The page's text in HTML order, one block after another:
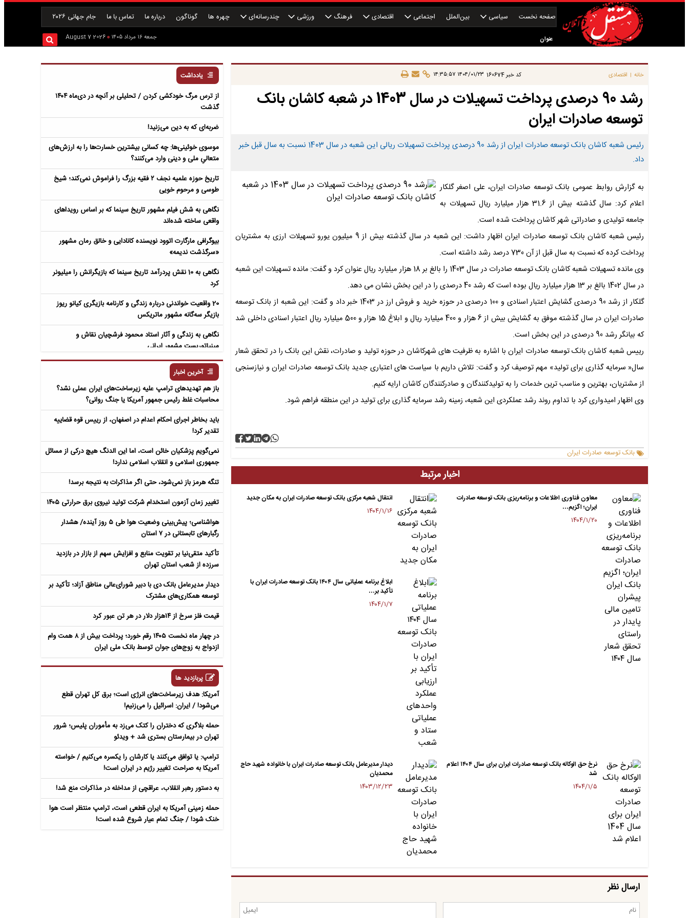
صفحه نخست سیاسی بین‌الملل اجتماعی اقتصادی فرهنگ ورزشی چندرسانه‌ای چهره ها گوناگون درباره ما تماس با ما جام جهانی ۲۰۲۶
عنوان جمعه ۱۶ مرداد ۱۴۰۵ 2026 August 7
خانه | اقتصادی کد خبر160674 ۱۴۰۴/۰۱/۲۳ ۱۴:۳۵:۵۷
رشد 90 درصدی پرداخت تسهیلات در سال 1403 در شعبه کاشان بانک
توسعه صادرات ایران
رئیس شعبه کاشان بانک توسعه صادرات ایران از رشد 90 درصدی پرداخت تسهیلات ریالی این شعبه در سال 1403 نسبت به سال قبل خبر
داد.
به گزارش روابط عمومی بانک توسعه صادرات ایران، علی اصغر گلکار
اعلام کرد: سال گذشته بیش از 31.6 هزار میلیارد ریال تسهیلات به
جامعه تولیدی و صادراتی شهر کاشان پرداخت شده است.
رئیس شعبه کاشان بانک توسعه صادرات ایران اظهار داشت: این شعبه در سال گذشته بیش از 9 میلیون یورو تسهیلات ارزی به مشتریان
پرداخت کرده که نسبت به سال قبل از آن 730 درصد رشد داشته است.
وی مانده تسهیلات شعبه کاشان بانک توسعه صادرات در سال 1403 را بالغ بر 18 هزار میلیارد ریال عنوان کرد و گفت: مانده تسهیلات این شعبه
در سال 1402 بالغ بر 13 هزار میلیارد ریال بوده است که رشد 40 درصدی را در این بخش نشان می دهد.
گلکار از رشد 90 درصدی گشایش اعتبار اسنادی و 100 درصدی در حوزه خرید و فروش ارز در 1403 خبر داد و گفت: این شعبه از بانک توسعه
صادرات ایران در سال گذشته موفق به گشایش بیش از 6 هزار و 400 میلیارد ریال و ابلاغ 15 هزار و 500 میلیارد ریال اعتبار اسنادی داخلی شد
که بیانگر رشد 90 درصدی در این بخش است.
رییس شعبه کاشان بانک توسعه صادرات ایران با اشاره به ظرفیت های شهرکاشان در حوزه تولید و صادرات، نقش این بانک را در تحقق شعار
سال« سرمایه گذاری برای تولید» مهم توصیف کرد و گفت: تلاش داریم با سیاست های اعتباری جدید بانک توسعه صادرات ایران و نیازسنجی
از مشتریان، بهترین و مناسب ترین خدمات را به تولیدکنندگان و صادرکنندگان کاشان ارایه کنیم.
وی اظهار امیدواری کرد با تداوم روند رشد عملکردی این شعبه، زمینه رشد سرمایه گذاری برای تولید در این منطقه فراهم شود.
بانک توسعه صادرات ایران
اخبار مرتبط
معاون فناوری اطلاعات و برنامه‌ریزی بانک توسعه صادرات
ایران؛ اگزیم…
۱۴۰۴/۱/۲۰
انتقال شعبه مرکزی بانک توسعه صادرات ایران به مکان جدید
۱۴۰۴/۱/۱۶
ابلاغ برنامه عملیاتی سال ۱۴۰۴ بانک توسعه صادرات ایران با
تأکید بر…
۱۴۰۴/۱/۷
نرخ حق الوکاله بانک توسعه صادرات ایران برای سال ۱۴۰۴ اعلام
شد
۱۴۰۴/۱/۵
دیدار مدیرعامل بانک توسعه صادرات ایران با خانواده شهید حاج
محمدیان
۱۴۰۳/۱۲/۲۳
ارسال نظر
یادداشت
از ترس مرگ خودکشی کردن / تحلیلی بر آنچه در دی‌ماه ۱۴۰۴
گذشت
ضربه‌ای که به دین می‌زنید!
موسوی خوئینی‌ها: چه کسانی بیشترین خسارت‌ها را به ارزش‌های
متعالیِ ملی و دینی وارد می‌کنند؟
تاریخ حوزه علمیه نجف ۲ فقیه بزرگ را فراموش نمی‌کند؛ شیخ
طوسی و مرحوم خویی
نگاهی به شش فیلم مشهور تاریخ سینما که بر اساس رویداهای
واقعی ساخته شده‌اند
بیوگرافی مارگارت اتوود نویسنده کانادایی و خالق رمان مشهور
«سرگذشت ندیمه»
نگاهی به 10 نقش پردرآمد تاریخ سینما که بازیگرانش را میلیونر
کرد
20 واقعیت خواندنی درباره زندگی و کارنامه بازیگری کیانو ریوز
بازیگر سه‌گانه مشهور ماتریکس
نگاهی به زندگی و آثار استاد محمود فرشچیان نقاش و
مینیاتوریست مشهور ایرانی
نگاهی به زندگی و آثار عباس معروفی نویسنده ایرانی و خالق رمان
سمفونی مردگان
آخرین اخبار
باز هم تهدیدهای ترامپ علیه زیرساخت‌های ایران عملی نشد؟
محاسبات غلط رئیس جمهور آمریکا یا جنگ روانی؟
باید بخاطر اجرای احکام اعدام در اصفهان، از رییس قوه قضاییه
تقدیر کرد!
نمی‌گویم پزشکیان خائن است، اما این الدنگ هیچ درکی از مسائل
جمهوری اسلامی و انقلاب اسلامی ندارد!
تنگه هرمز باز نمی‌شود، حتی اگر مذاکرات به نتیجه برسد!
تغییر زمان آزمون استخدام شرکت تولید نیروی برق حرارتی ۱۴۰۵
هواشناسی؛ پیش‌بینی وضعیت هوا طی ۵ روز آینده/ هشدار
رگبارهای تابستانی در ۷ استان
تأکید متقی‌نیا بر تقویت منابع و افزایش سهم از بازار در بازدید
سرزده از شعب استان تهران
دیدار مدیرعامل بانک دی با دبیر شورای‌عالی مناطق آزاد؛ تأکید بر
توسعه همکاری‌های مشترک
قیمت فلز سرخ از ۱۴هزار دلار در هر تن عبور کرد
در چهار ماه نخست ۱۴۰۵ رقم خورد؛ پرداخت بیش از ۸ همت وام
ازدواج به زوج‌های جوان توسط بانک ملی ایران
پربازدید ها
آمریکا: هدف زیرساخت‌های انرژی است؛ برق کل تهران قطع
می‌شود! / ایران: اسرائیل را می‌زنیم!
حمله بلاگری که دختران را کتک می‌زد به مأموران پلیس؛ شرور
تهران در بیمارستان بستری شد + ویدئو
ترامپ: یا توافق می‌کنند یا کارشان را یکسره می‌کنیم / خواسته
آمریکا به صراحت تغییر رژیم در ایران است!
به دستور رهبر انقلاب، عراقچی از مداخله در مذاکرات منع شد!
حمله زمینی آمریکا به ایران قطعی است، ترامپ منتظر است هوا
خنک شود! / جنگ تمام عیار شروع شده است!